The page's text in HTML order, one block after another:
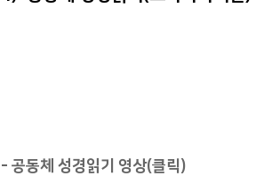
- 공동체 성경읽기 영상(클릭)